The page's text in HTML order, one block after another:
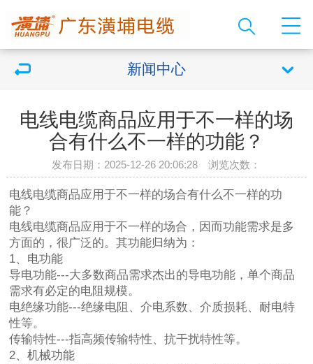
新闻中心
电线电缆商品应用于不一样的场
合有什么不一样的功能？
发布日期：2025-12-26 20:06:28 浏览次数：
电线电缆商品应用于不一样的场合有什么不一样的功
能？
电线电缆商品应用于不一样的场合，因而功能需求是多
方面的，很广泛的。其功能归纳为：
1、电功能
导电功能---大多数商品需求杰出的导电功能，单个商品
需求有必定的电阻规模。
电绝缘功能---绝缘电阻、介电系数、介质损耗、耐电特
性等。
传输特性---指高频传输特性、抗干扰特性等。
2、机械功能